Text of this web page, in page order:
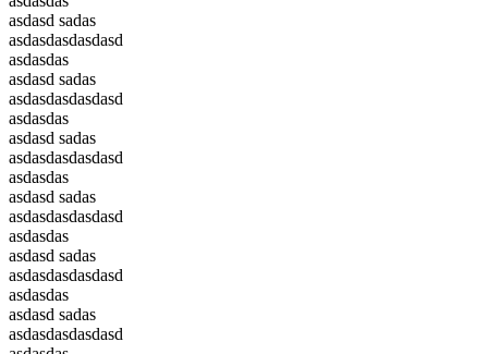
asdasd sadas
asdasdasdasdasd
asdasdas
asdasd sadas
asdasdasdasdasd
asdasdas
asdasd sadas
asdasdasdasdasd
asdasdas
asdasd sadas
asdasdasdasdasd
asdasdas
asdasd sadas
asdasdasdasdasd
asdasdas
asdasd sadas
asdasdasdasdasd